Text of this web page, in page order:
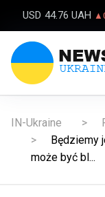
USD 44.76 UAH
IN-Ukraine
Będziemy
może być bl...